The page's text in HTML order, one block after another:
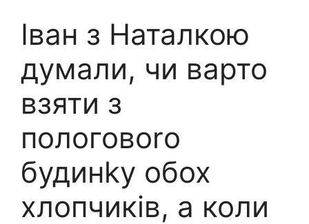
Іван з Наталкою
думали, чи варто
взяти з
пологовоrо
будинkу обох
хлопчиків, а коли